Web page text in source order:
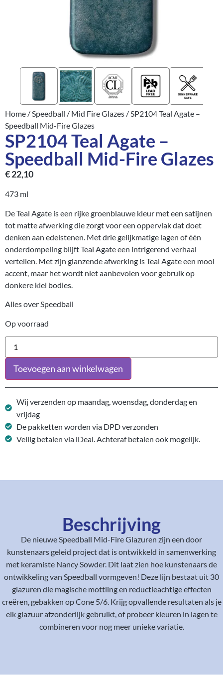
Home /Speedball / Mid Fire Glazes / SP2104 Teal Agate –
Speedball Mid-Fire Glazes
SP2104 Teal Agate –
Speedball Mid-Fire Glazes
€22,10
473 ml
De Teal Agate is een rijke groenblauwe kleur met een satijnen
tot matte afwerking die zorgt voor een oppervlak dat doet
denken aan edelstenen. Met drie gelijkmatige lagen of één
onderdompeling blijft Teal Agate een intrigerend verhaal
vertellen. Met zijn glanzende afwerking is Teal Agate een mooi
accent, maar het wordt niet aanbevolen voor gebruik op
donkere klei bodies.
Alles over Speedball
Op voorraad
Toevoegen aan winkelwagen
Wij verzenden op maandag, woensdag, donderdag en
vrijdag
De pakketten worden via DPD verzonden
Veilig betalen via iDeal. Achteraf betalen ook mogelijk.
Beschrijving
De nieuwe Speedball Mid-Fire Glazuren zijn een door
kunstenaars geleid project dat is ontwikkeld in samenwerking
met keramiste Nancy Sowder. Dit laat zien hoe kunstenaars de
ontwikkeling van Speedball vormgeven! Deze lijn bestaat uit 30
glazuren die magische mottling en reductieachtige effecten
creëren, gebakken op Cone 5/6. Krijg opvallende resultaten als je
elk glazuur afzonderlijk gebruikt, of probeer kleuren in lagen te
combineren voor nog meer unieke variatie.